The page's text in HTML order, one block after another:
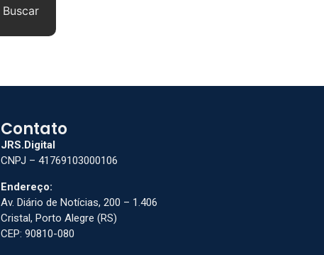
Buscar
Contato
JRS.Digital
CNPJ – 41769103000106
Endereço:
Av. Diário de Notícias, 200 – 1.406
Cristal, Porto Alegre (RS)
CEP: 90810-080